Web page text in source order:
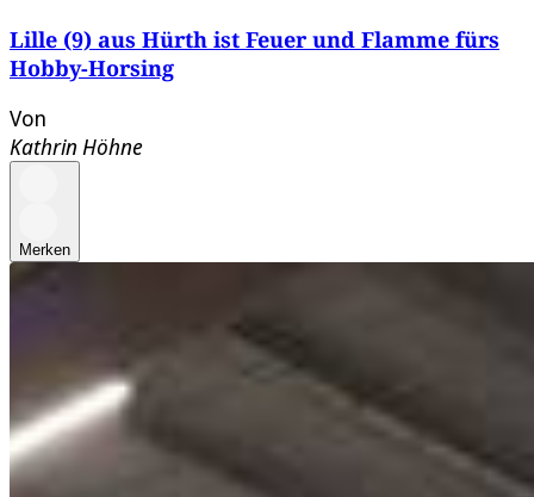
Lille (9) aus Hürth ist Feuer und Flamme fürs
Hobby-Horsing
Von
Kathrin Höhne
Merken